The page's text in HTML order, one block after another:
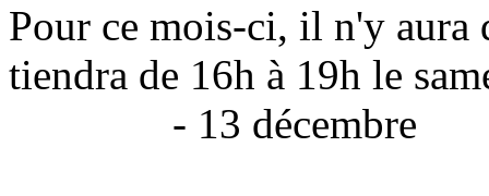
Pour ce mois-ci, il n'y aura
tiendra de 16h à 19h le
- 13 décembre